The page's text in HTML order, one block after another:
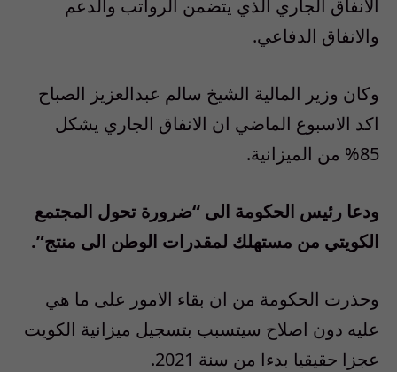
الانفاق الجاري الذي يتضمن الرواتب والدعم
والانفاق الدفاعي.
وكان وزير المالية الشيخ سالم عبدالعزيز الصباح
اكد الاسبوع الماضي ان الانفاق الجاري يشكل
85% من الميزانية.
ودعا رئيس الحكومة الى “ضرورة تحول المجتمع
الكويتي من مستهلك لمقدرات الوطن الى منتج”.
وحذرت الحكومة من ان بقاء الامور على ما هي
عليه دون اصلاح سيتسبب بتسجيل ميزانية الكويت
عجزا حقيقيا بدءا من سنة 2021.